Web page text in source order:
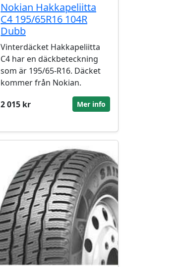
Nokian Hakkapeliitta
C4 195/65R16 104R
Dubb
Vinterdäcket Hakkapeliitta
C4 har en däckbeteckning
som är 195/65-R16. Däcket
kommer från Nokian.
2 015 kr
Mer info